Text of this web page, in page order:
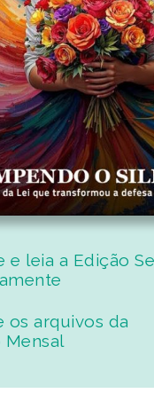
e leia a Edição
os arquivos da
Mensal